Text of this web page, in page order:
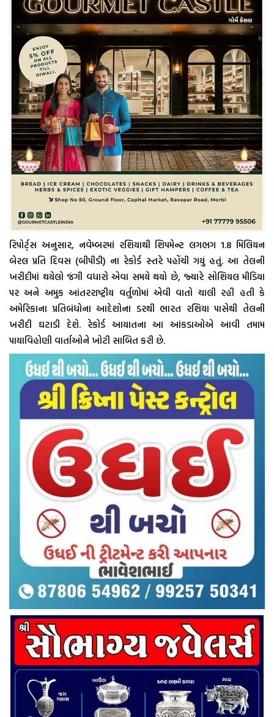
રિપોર્ટ્સ અનુસાર, નવેમ્બરમાં રશિયાથી શિપમેન્ટ લગભગ 1.8 મિલિયન
બેરલ પ્રતિ દિવસ (બીપીડી) ના રેકોર્ડ સ્તરે પહોંચી ગયું હતું. આ તેલની
ખરીદીમાં થયેલો જંગી વધારો એવા સમયે થયો છે, જ્યારે સોશિયલ મીડિયા
પર અને અમુક આંતરરાષ્ટ્રીય વર્તુળોમાં એવી વાતો ચાલી રહી હતી કે
અમેરિકાના પ્રતિબંધોના આદેશોના ડરથી ભારત રશિયા પાસેથી તેલની
ખરીદી ઘટાડી દેશે. રેકોર્ડ આયાતના આ આંકડાઓએ આવી તમામ
પાયાવિહોણી વાર્તાઓને ખોટી સાબિત કરી છે.